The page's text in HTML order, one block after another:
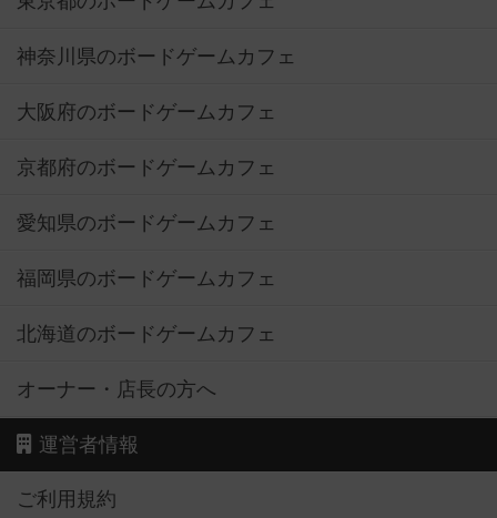
神奈川県のボードゲームカフェ
大阪府のボードゲームカフェ
京都府のボードゲームカフェ
愛知県のボードゲームカフェ
福岡県のボードゲームカフェ
北海道のボードゲームカフェ
オーナー・店長の方へ
運営者情報
ご利用規約